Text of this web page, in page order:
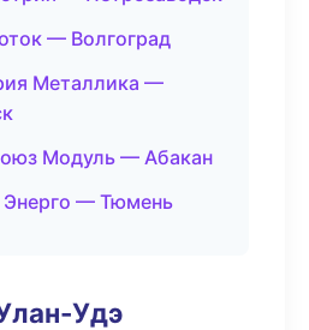
— Волгоград
Металлика —
Модуль — Абакан
— Тюмень
Удэ